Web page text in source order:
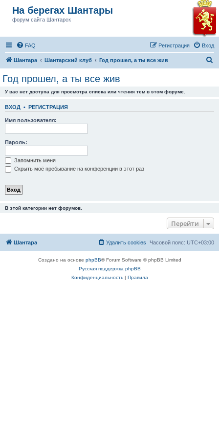
На берегах Шантары
форум сайта Шантарск
FAQ Вход
Регистрация
Шантара Шантарский клуб Год прошел, а ты все жив
Год прошел, а ты все жив
У вас нет доступа для просмотра списка или чтения тем в этом форуме.
ВХОД • РЕГИСТРАЦИЯ
Имя пользователя:
Пароль:
Запомнить меня
Скрыть моё пребывание на конференции в этот раз
В этой категории нет форумов.
Перейти
Шантара Часовой пояс: UTC+03:00
Удалить cookies
Создано на основе phpBB® Forum Software © phpBB Limited
Русская поддержка phpBB
Конфиденциальность| Правила